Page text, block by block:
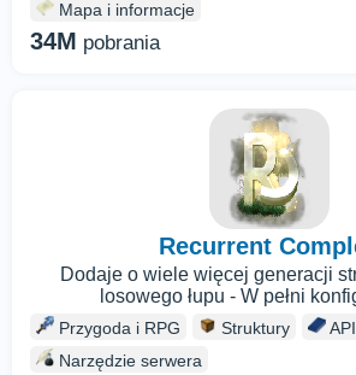
Mapa i informacje
34M pobrania
Recurrent
Dodaje o wiele więcej generacji
losowego łupu - W pełni
Przygoda i RPG Struktury
Narzędzie serwera